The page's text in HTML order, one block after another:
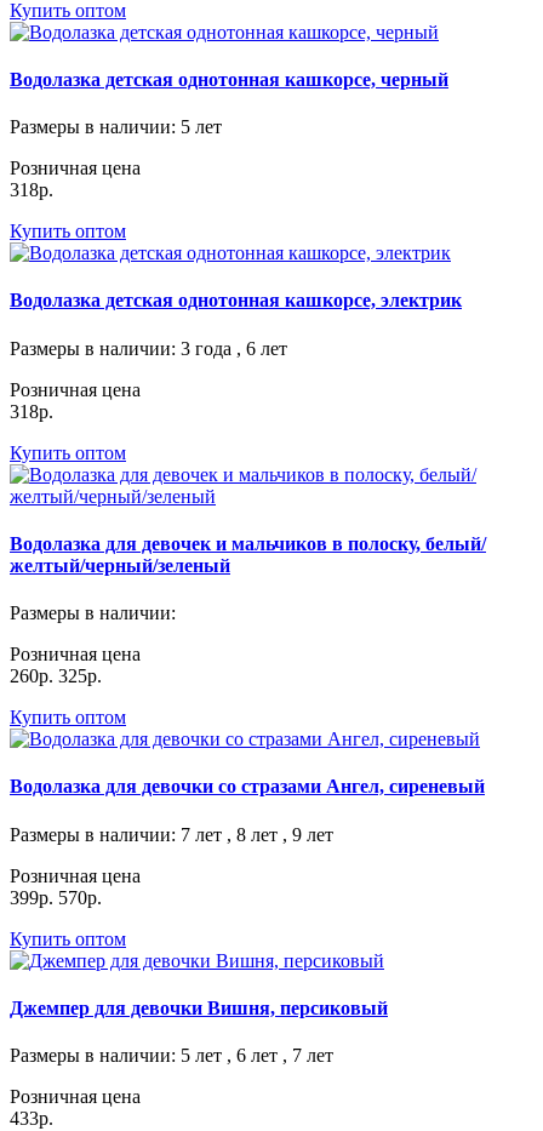
Купить оптом
Водолазка детская однотонная кашкорсе, черный
Размеры в наличии: 5 лет
Розничная цена
318р.
Купить оптом
Водолазка детская однотонная кашкорсе, электрик
Размеры в наличии: 3 года , 6 лет
Розничная цена
318р.
Купить оптом
Водолазка для девочек и мальчиков в полоску, белый/
желтый/черный/зеленый
Размеры в наличии:
Розничная цена
260р. 325р.
Купить оптом
Водолазка для девочки со стразами Ангел, сиреневый
Размеры в наличии: 7 лет , 8 лет , 9 лет
Розничная цена
399р. 570р.
Купить оптом
Джемпер для девочки Вишня, персиковый
Размеры в наличии: 5 лет , 6 лет , 7 лет
Розничная цена
433р.